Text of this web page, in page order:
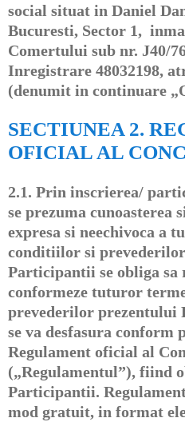
social situat in Daniel
Bucuresti, Sector 1,
Comertului sub nr. J40/
Inregistrare 48032198,
(denumit in continuare
SECTIUNEA 2.
OFICIAL AL
2.1. Prin inscrierea/
se prezuma cunoasterea
expresa si neechivoca a
conditiilor si
Participantii se obliga sa
conformeze tuturor
prevederilor prezentului
se va desfasura
Regulament oficial al
(„Regulamentul”), fiind
Participantii.
mod gratuit, in format